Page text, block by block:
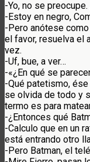
-Yo, no se
-Estoy en negro,
-Pero anótese
el favor, resuelva el
vez.
-Uf, bue, a ver…
-«¿En qué se
-Qué patetismo,
se olvida de todo y
termo es para
-¿Entonces qué
-Calculo que en un
está entrando otro
-Pero Batman, el